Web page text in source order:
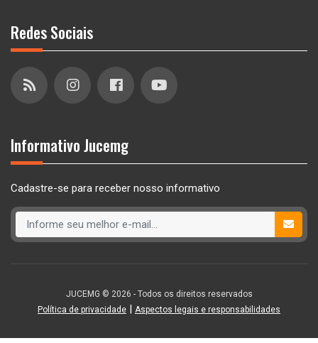
Redes Sociais
Informativo Jucemg
Cadastre-se para receber nosso informativo
JUCEMG © 2026 - Todos os direitos reservados
Política de privacidade | Aspectos legais e responsabilidades